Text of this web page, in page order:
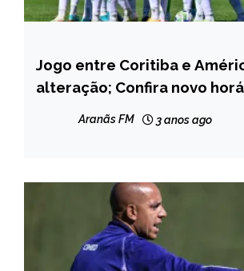
ESPORTES
NOTÍCIAS
Jogo entre Coritiba e
alteração; Confira novo
Aranãs FM 3 anos ago